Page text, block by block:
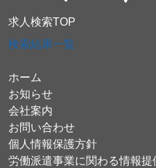
求人検索TOP
検索結果一覧
ホーム
お知らせ
会社案内
お問い合わせ
個人情報保護方針
労働派遣事業に関わる情報提